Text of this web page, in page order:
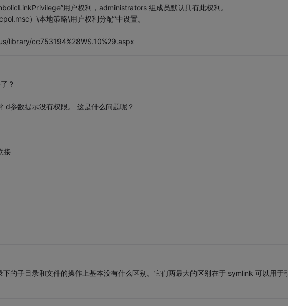
用户权利，administrators 组成员默认具有此权利。
）\本地策略\用户权利分配”中设置。
library/cc753194%28WS.10%29.aspx
？
d参数提示没有权限。 这是什么问题呢？
接
的子目录和文件的操作上基本没有什么区别。它们两最大的区别在于 symlink 可以用于